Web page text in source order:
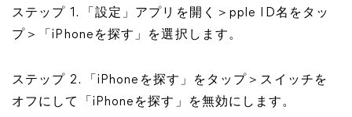
ステップ 1. 「設定」アプリを開く＞pple ID名をタッ
プ＞「iPhoneを探す」を選択します。
ステップ 2. 「iPhoneを探す」をタップ＞スイッチを
オフにして「iPhoneを探す」を無効にします。